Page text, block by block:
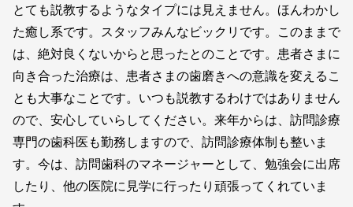
とても説教するようなタイプには見えません。ほんわかし
た癒し系です。スタッフみんなビックリです。このままで
は、絶対良くないからと思ったとのことです。患者さまに
向き合った治療は、患者さまの歯磨きへの意識を変えるこ
とも大事なことです。いつも説教するわけではありません
ので、安心していらしてください。来年からは、訪問診療
専門の歯科医も勤務しますので、訪問診療体制も整いま
す。今は、訪問歯科のマネージャーとして、勉強会に出席
したり、他の医院に見学に行ったり頑張ってくれていま